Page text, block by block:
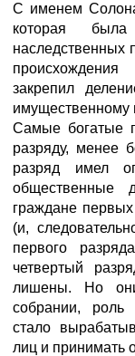
С именем
которая
наследственных
закрепил
имущественному
Самые богатые
разряду, менее
разряд имел
общественные
граждане
(и,
первого
четвертый
лишены. Но
собрании, роль
стало
лиц и принимать